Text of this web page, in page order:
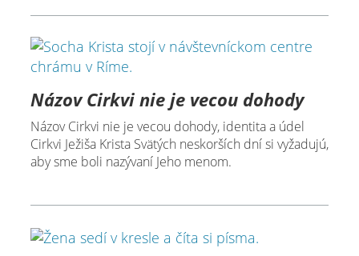
Názov Cirkvi nie je vecou dohody
Názov Cirkvi nie je vecou dohody, identita a údel
Cirkvi Ježiša Krista Svätých neskorších dní si vyžadujú,
aby sme boli nazývaní Jeho menom.